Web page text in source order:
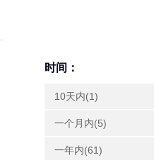
时间：
10天内(1)
一个月内(5)
一年内(61)